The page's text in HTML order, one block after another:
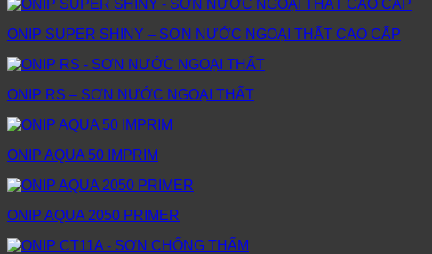
ONIP SUPER SHINY – SƠN NƯỚC NGOẠI THẤT CAO CẤP
ONIP RS – SƠN NƯỚC NGOẠI THẤT
ONIP AQUA 50 IMPRIM
ONIP AQUA 2050 PRIMER